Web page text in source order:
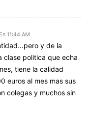
11:44 AM
y de la
clase politica que echa
tiene la calidad
euros al mes mas sus
colegas y muchos sin